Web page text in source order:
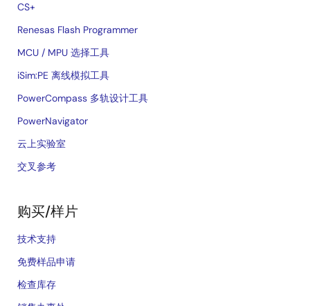
CS+
Renesas Flash Programmer
MCU / MPU 选择工具
iSim:PE 离线模拟工具
PowerCompass 多轨设计工具
PowerNavigator
云上实验室
交叉参考
购买/样片
技术支持
免费样品申请
检查库存